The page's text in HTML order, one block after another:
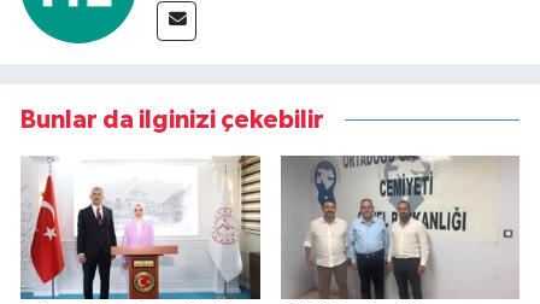
Bunlar da ilginizi çekebilir